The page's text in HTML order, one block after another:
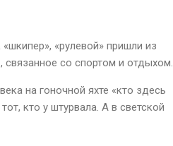
«рулевой» пришли из
связанное со спортом и отдыхом.
на гоночной яхте «кто здесь
кто у штурвала. А в светской